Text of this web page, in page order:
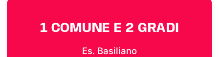
1 COMUNE E 2 GRADI
Es. Basiliano